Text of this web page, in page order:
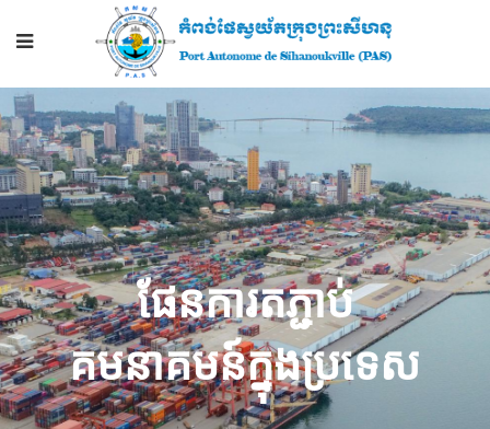
ផែន​ការ​តភ្ជាប់
គមនាគមន៍ក្នុងប្រទេស